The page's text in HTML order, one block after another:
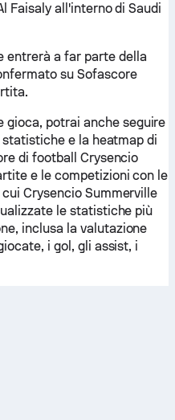
Faisaly all'interno di Saudi
entrerà a far parte della
su Sofascore
gioca, potrai anche seguire
e la heatmap di
di football Crysencio
e le competizioni con le
Crysencio Summerville
le statistiche più
inclusa la valutazione
i gol, gli assist, i